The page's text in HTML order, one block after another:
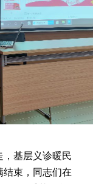
，基层义诊暖民
结束，同志们在